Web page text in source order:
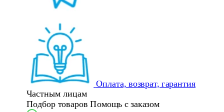
Оплата, возврат, гарантия
Частным лицам
Подбор товаров Помощь с заказом